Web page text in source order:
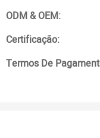
ODM & OEM:
Certificação:
Termos De